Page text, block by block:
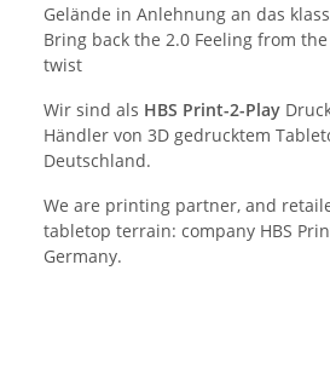
Gelände in Anlehnung an das
Bring back the 2.0 Feeling from
twist
Wir sind als HBS Print-2-Play
Händler von 3D gedrucktem
Deutschland.
We are printing partner, and
tabletop terrain: company HBS
Germany.